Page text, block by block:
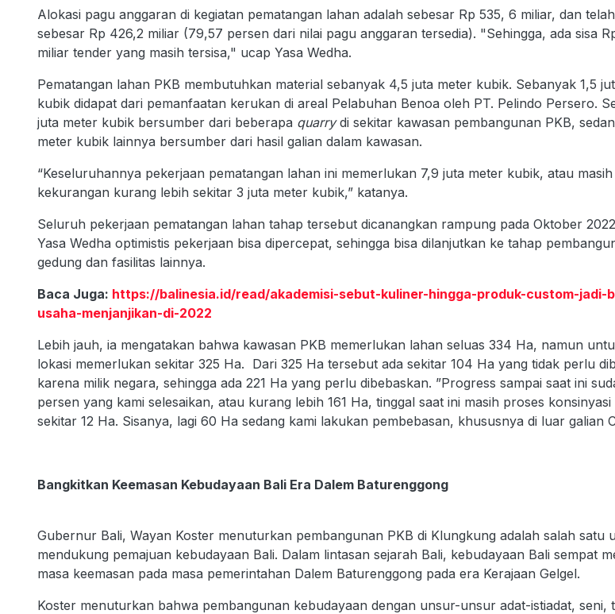
Alokasi pagu anggaran di kegiatan pematangan lahan adalah sebesar Rp 535, 6 miliar, dan
sebesar Rp 426,2 miliar (79,57 persen dari nilai pagu anggaran tersedia). "Sehingga, ada sisa
miliar tender yang masih tersisa," ucap Yasa Wedha.
Pematangan lahan PKB membutuhkan material sebanyak 4,5 juta meter kubik. Sebanyak 1,5
kubik didapat dari pemanfaatan kerukan di areal Pelabuhan Benoa oleh PT. Pelindo Persero.
juta meter kubik bersumber dari beberapa quarrydi sekitar kawasan pembangunan PKB,
meter kubik lainnya bersumber dari hasil galian dalam kawasan.
“Keseluruhannya pekerjaan pematangan lahan ini memerlukan 7,9 juta meter kubik, atau masih
kekurangan kurang lebih sekitar 3 juta meter kubik,” katanya.
Seluruh pekerjaan pematangan lahan tahap tersebut dicanangkan rampung pada Oktober
Yasa Wedha optimistis pekerjaan bisa dipercepat, sehingga bisa dilanjutkan ke tahap
gedung dan fasilitas lainnya.
Baca Juga: https://balinesia.id/read/akademisi-sebut-kuliner-hingga-produk-custom-jadi-
usaha-menjanjikan-di-2022
Lebih jauh, ia mengatakan bahwa kawasan PKB memerlukan lahan seluas 334 Ha, namun
lokasi memerlukan sekitar 325 Ha. Dari 325 Ha tersebut ada sekitar 104 Ha yang tidak perlu
karena milik negara, sehingga ada 221 Ha yang perlu dibebaskan. ”Progress sampai saat ini
persen yang kami selesaikan, atau kurang lebih 161 Ha, tinggal saat ini masih proses
sekitar 12 Ha. Sisanya, lagi 60 Ha sedang kami lakukan pembebasan, khususnya di luar galian
Bangkitkan Keemasan Kebudayaan Bali Era Dalem Baturenggong
Gubernur Bali, Wayan Koster menuturkan pembangunan PKB di Klungkung adalah salah satu
mendukung pemajuan kebudayaan Bali. Dalam lintasan sejarah Bali, kebudayaan Bali sempat
masa keemasan pada masa pemerintahan Dalem Baturenggong pada era Kerajaan Gelgel.
Koster menuturkan bahwa pembangunan kebudayaan dengan unsur-unsur adat-istiadat, seni,